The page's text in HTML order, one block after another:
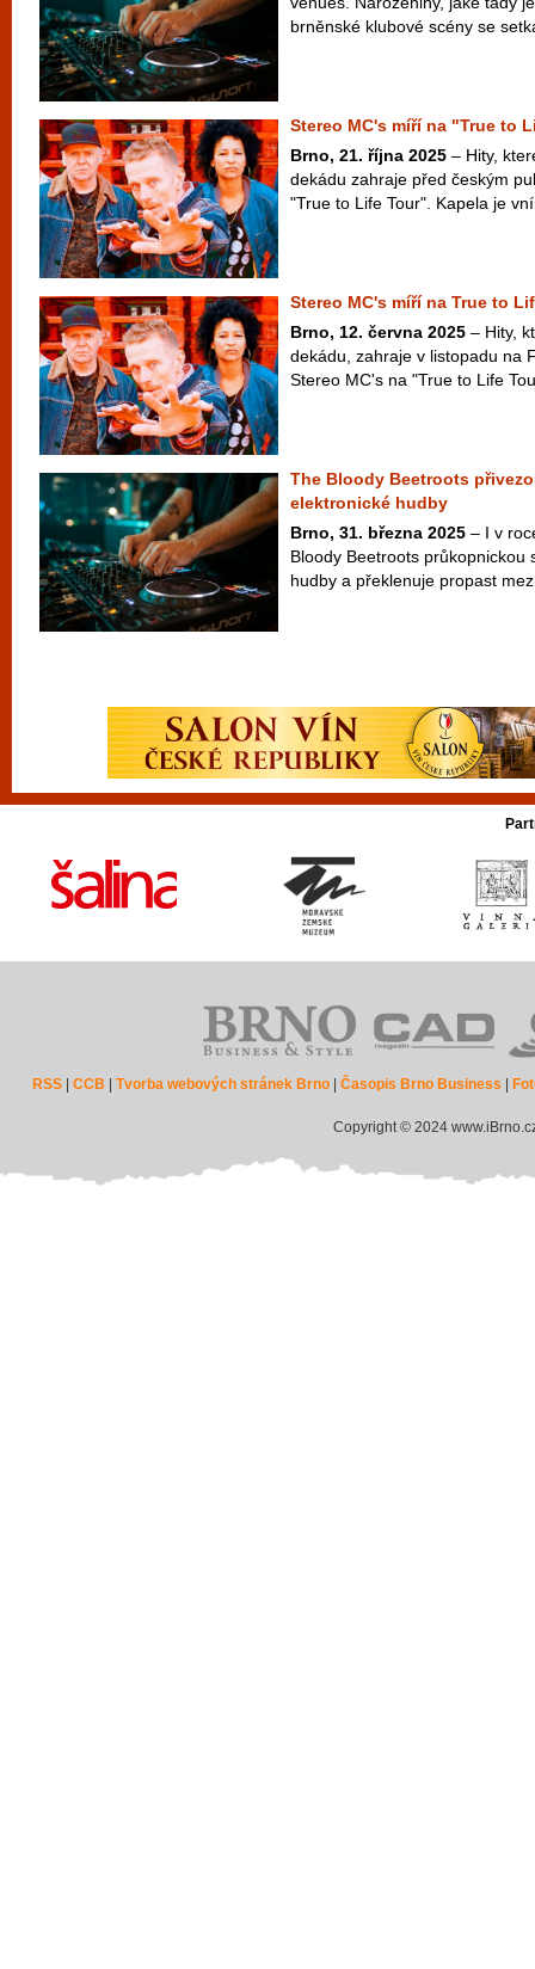
brněnské klubové scény se
Stereo MC's míří na "True to
Brno, 21. října 2025 – Hity,
dekádu zahraje před českým
"True to Life Tour". Kapela je
Stereo MC's míří na True to
Brno, 12. června 2025 – Hity,
dekádu, zahraje v listopadu na
Stereo MC's na "True to Life
The Bloody Beetroots
elektronické hudby
Brno, 31. března 2025 – I v
Bloody Beetroots průkopnickou
hudby a překlenuje propast
RSS |CCB |Tvorba webových stránek Brno |Časopis Brno Business
Copyright © 2024